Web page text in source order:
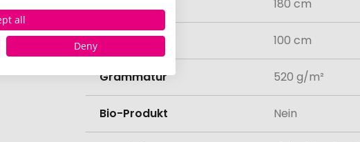
180 cm
Breite 100 cm
Grammatur 520 g/m²
Bio-Produkt Nein
all
Deny